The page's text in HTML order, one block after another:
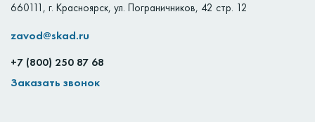
660111 , г. Красноярск, ул. Пограничников, 42 стр. 12
zavod@skad.ru
+7 (800) 250 87 68
Заказать звонок